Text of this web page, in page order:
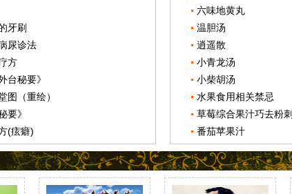
牙刷
尿诊法
方
台秘要》
图（重绘）
要》
(痃癖)
六味地黄丸
温胆汤
逍遥散
小青龙汤
小柴胡汤
水果食用相关禁忌
草莓综合果汁巧去粉刺
番茄苹果汁